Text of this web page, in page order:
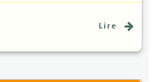
Lire